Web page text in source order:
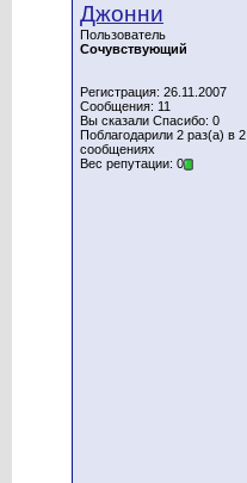
Джонни
Пользователь
Сочувствующий
Регистрация: 26.11.2007
Сообщения: 11
Вы сказали Спасибо: 0
Поблагодарили 2 раз(а) в 2
сообщениях
Вес репутации: 0